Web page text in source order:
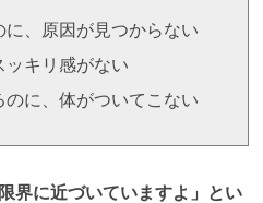
、原因が見つからない
ッキリ感がない
に、体がついてこない
限界に近づいていますよ」とい